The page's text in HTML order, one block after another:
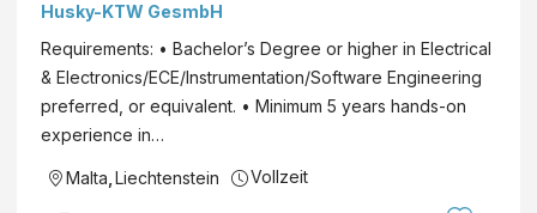
Husky-KTW GesmbH
Requirements: • Bachelor’s Degree or higher in Electrical
& Electronics/ECE/Instrumentation/Software Engineering
preferred, or equivalent. • Minimum 5 years hands-on
experience in…
Malta,Liechtenstein Vollzeit